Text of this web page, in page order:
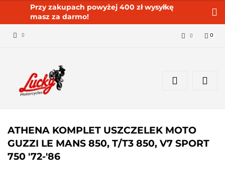
Przy zakupach powyżej 400 zł wysyłkę
masz za darmo!
Dodaj zgłoszenie
0
ATHENA KOMPLET USZCZELEK MOTO
GUZZI LE MANS 850, T/T3 850, V7 SPORT
750 '72-'86